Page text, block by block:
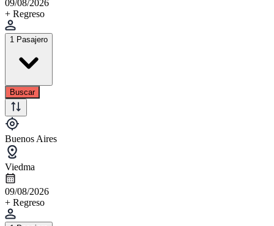
09/08/2026
+ Regreso
1 Pasajero
Buscar
Buenos Aires
Viedma
09/08/2026
+ Regreso